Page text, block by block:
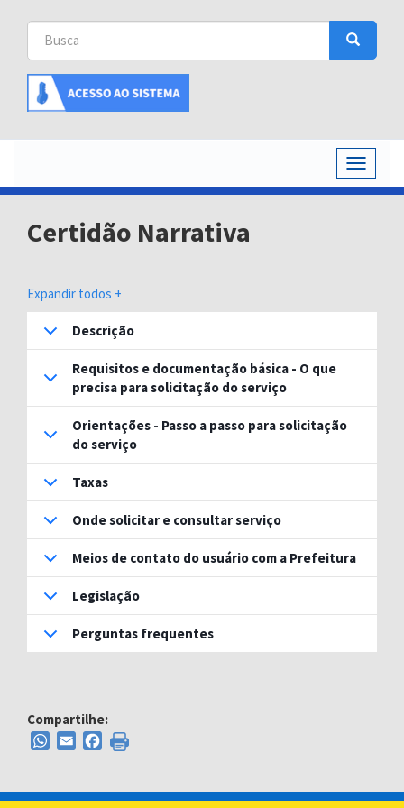
Buscar
Busca
Busca
Toggle
Certidão Narrativa
Expandir todos +
Descrição
Requisitos e documentação básica - O que
precisa para solicitação do serviço
Orientações - Passo a passo para solicitação
do serviço
Taxas
Onde solicitar e consultar serviço
Meios de contato do usuário com a Prefeitura
Legislação
Perguntas frequentes
Compartilhe:
WhatsApp
EmailFacebook